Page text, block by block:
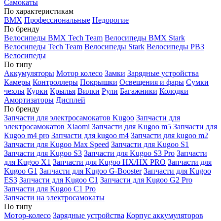
Самокаты
По характеристикам
BMX Профессиональные Недорогие
По бренду
Велосипеды BMX Tech Team Велосипеды BMX Stark
Велосипеды Tech Team Велосипеды Stark Велосипеды РВЗ
Велосипеды
По типу
Аккумуляторы Мотор колесо Замки Зарядные устройства
Камеры Контроллеры Покрышки Освещения и фары Сумки
чехлы Курки Крылья Вилки Рули Багажники Колодки
Амортизаторы Дисплей
По бренду
Запчасти для электросамокатов Kugoo Запчасти для
электросамокатов Xiaomi Запчасти для Kugoo m5 Запчасти для
Кugoo m4 pro Запчасти для kugoo m4 Запчасти для kugoo m2
Запчасти для Kugoo Max Speed Запчасти для Kugoo S1
Запчасти для Kugoo S3 Запчасти для Kugoo S3 Pro Запчасти
для Kugoo X1 Запчасти для Kugoo HX/HX PRO Запчасти для
Kugoo G1 Запчасти для Kugoo G-Booster Запчасти для Kugoo
ES3 Запчасти для Kugoo C1 Запчасти для Kugoo G2 Pro
Запчасти для Kugoo C1 Pro
Запчасти на электросамокаты
По типу
Мотор-колесо Зарядные устройства Корпус аккумуляторов